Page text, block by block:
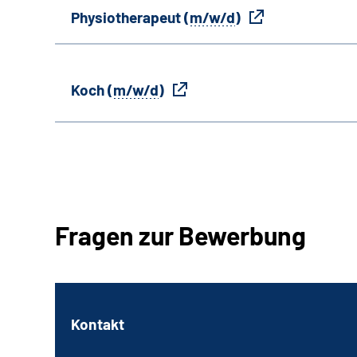
Physiotherapeut (m/w/d)
Koch (m/w/d)
Fragen zur Bewerbung
Kontakt